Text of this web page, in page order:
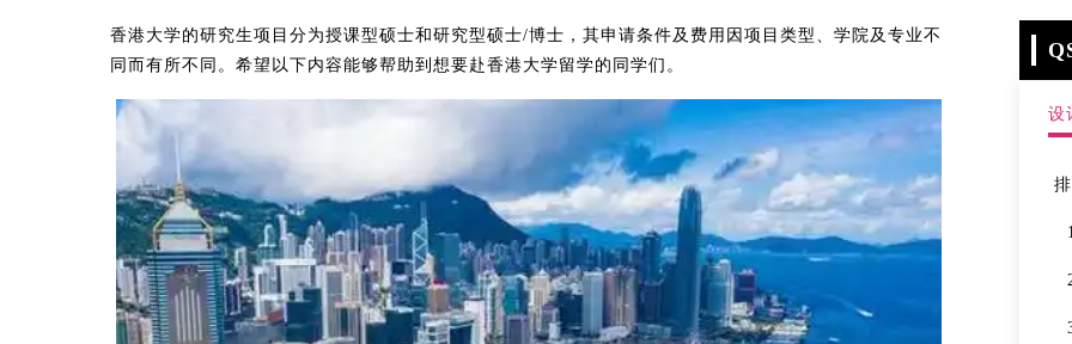
香港大学的研究生项目分为​​授课型硕士​​和​​研究型硕士/博士，其申请条件及费用因项目类型、学院及专业不
同而有所不同。希望以下内容能够帮助到想要赴香港大学留学的同学们。
设